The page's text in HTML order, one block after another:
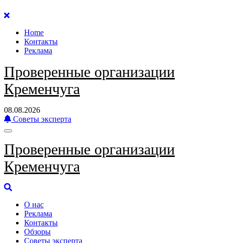
Перейти
содержанию
Home
Контакты
Реклама
Проверенные организации
Кременчуга
08.08.2026
Советы эксперта
Проверенные организации
Кременчуга
О нас
Реклама
Контакты
Обзоры
Советы эксперта